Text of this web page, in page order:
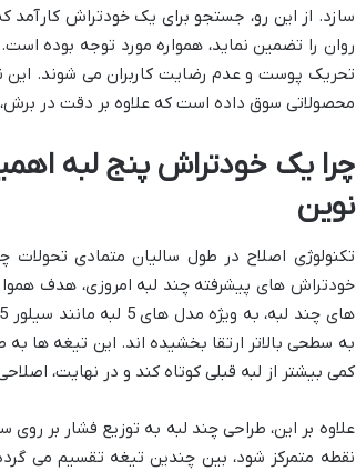
سازد. از این رو، جستجو برای یک خودتراش کارآمد
روان را تضمین نماید، همواره مورد توجه بوده
تحریک پوست و عدم رضایت کاربران می شوند. این
محصولاتی سوق داده است که علاوه بر دقت در
چرا یک خودتراش پنج لبه
نوین
تکنولوژی اصلاح در طول سالیان متمادی
خودتراش های پیشرفته چند لبه امروزی، هدف
به سطحی بالاتر ارتقا بخشیده اند. این تیغه ها به
کمی بیشتر از لبه قبلی کوتاه کند و در نهایت،
علاوه بر این، طراحی چند لبه به توزیع فشار بر
نقطه متمرکز شود، بین چندین تیغه تقسیم می